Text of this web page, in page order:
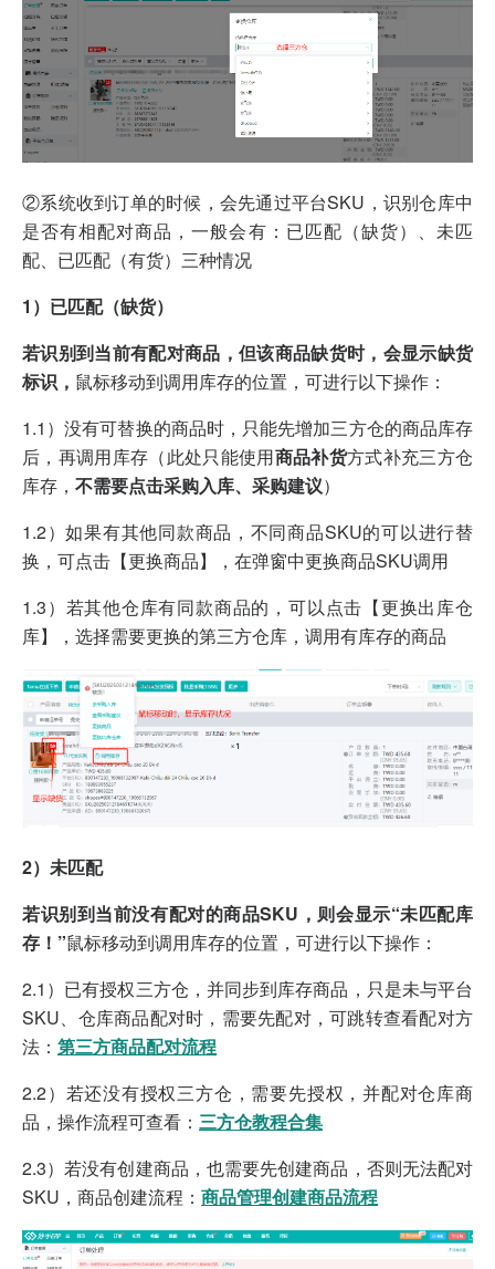
②系统收到订单的时候，会先通过平台SKU，识别仓库中
是否有相配对商品，一般会有：已匹配（缺货）、未匹
配、已匹配（有货）三种情况
1）已匹配（缺货）
若识别到当前有配对商品，但该商品缺货时，会显示缺货
标识， 鼠标移动到调用库存的位置，可进行以下操作：
1.1）没有可替换的商品时，只能先增加三方仓的商品库存
后，再调用库存（此处只能使用商品补货方式补充三方仓
库存， 不需要点击采购入库、采购建议）
1.2）如果有其他同款商品，不同商品SKU的可以进行替
换，可点击【更换商品】，在弹窗中更换商品SKU调用
1.3）若其他仓库有同款商品的，可以点击【更换出库仓
库】，选择需要更换的第三方仓库，调用有库存的商品
2）未匹配
若识别到当前没有配对的商品SKU，则会显示“未匹配库
存！”鼠标移动到调用库存的位置，可进行以下操作：
2.1）已有授权三方仓，并同步到库存商品，只是未与平台
SKU、仓库商品配对时，需要先配对，可跳转查看配对方
法： 第三方商品配对流程
2.2）若还没有授权三方仓，需要先授权，并配对仓库商
品，操作流程可查看： 三方仓教程合集
2.3）若没有创建商品，也需要先创建商品，否则无法配对
SKU，商品创建流程： 商品管理创建商品流程